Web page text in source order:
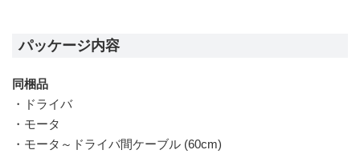
パッケージ内容
同梱品
ドライバ
モータ
モータ～ドライバ間ケーブル (60cm)